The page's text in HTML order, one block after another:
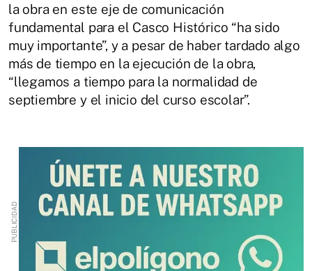
la obra en este eje de comunicación
fundamental para el Casco Histórico “ha sido
muy importante”, y a pesar de haber tardado algo
más de tiempo en la ejecución de la obra,
“llegamos a tiempo para la normalidad de
septiembre y el inicio del curso escolar”.